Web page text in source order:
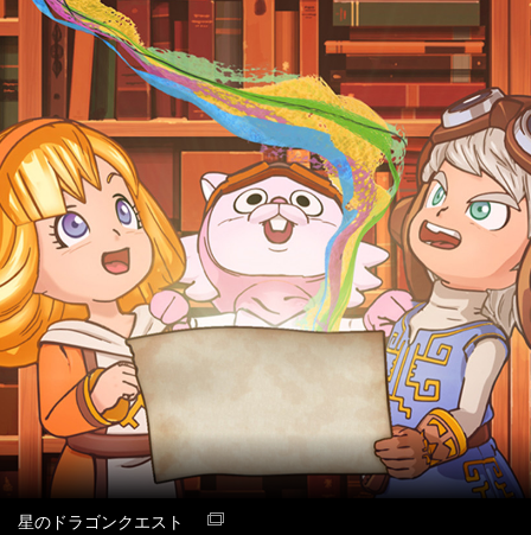
星のドラゴンクエスト